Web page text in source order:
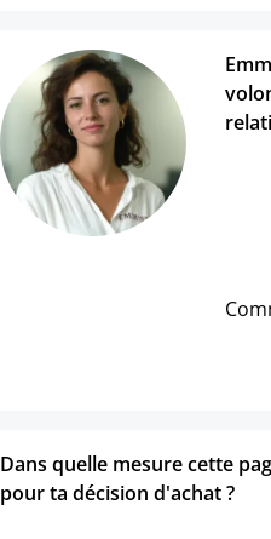
Dans quelle mesure cette
pour ta décision d'achat ?